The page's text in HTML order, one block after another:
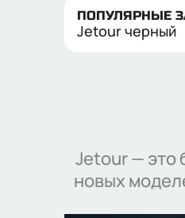
ПОПУЛЯРНЫЕ
Jetour черный
Jetour — это
новых